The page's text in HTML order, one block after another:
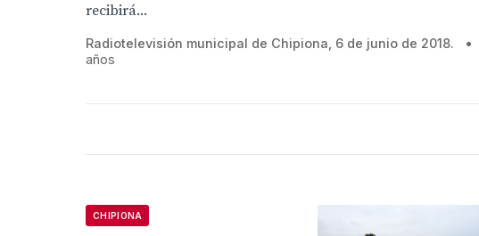
recibirá...
Radiotelevisión municipal de Chipiona, 6 de junio de 2018. •
años
CHIPIONA